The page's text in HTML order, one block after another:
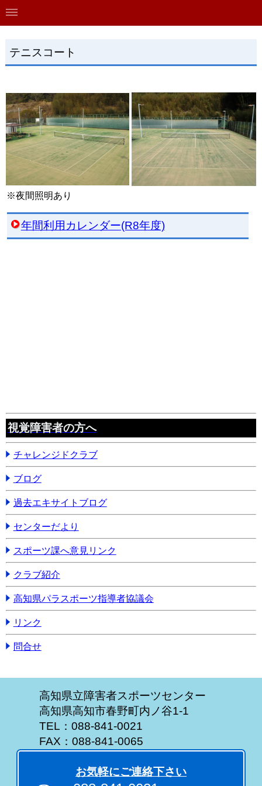
テニスコート
※夜間照明あり
年間利用カレンダー(R8年度)
視覚障害者の方へ
チャレンジドクラブ
ブログ
過去エキサイトブログ
センターだより
スポーツ課へ意見リンク
クラブ紹介
高知県パラスポーツ指導者協議会
リンク
問合せ
高知県立障害者スポーツセンター
高知県高知市春野町内ノ谷1-1
TEL：088-841-0021
FAX：088-841-0065
お気軽にご連絡下さい